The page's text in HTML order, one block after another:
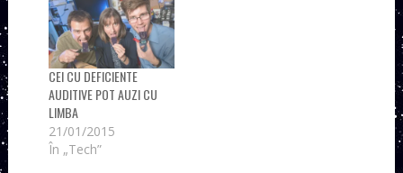
CEI CU DEFICIENTE
AUDITIVE POT AUZI CU
LIMBA
21/01/2015
În „Tech”